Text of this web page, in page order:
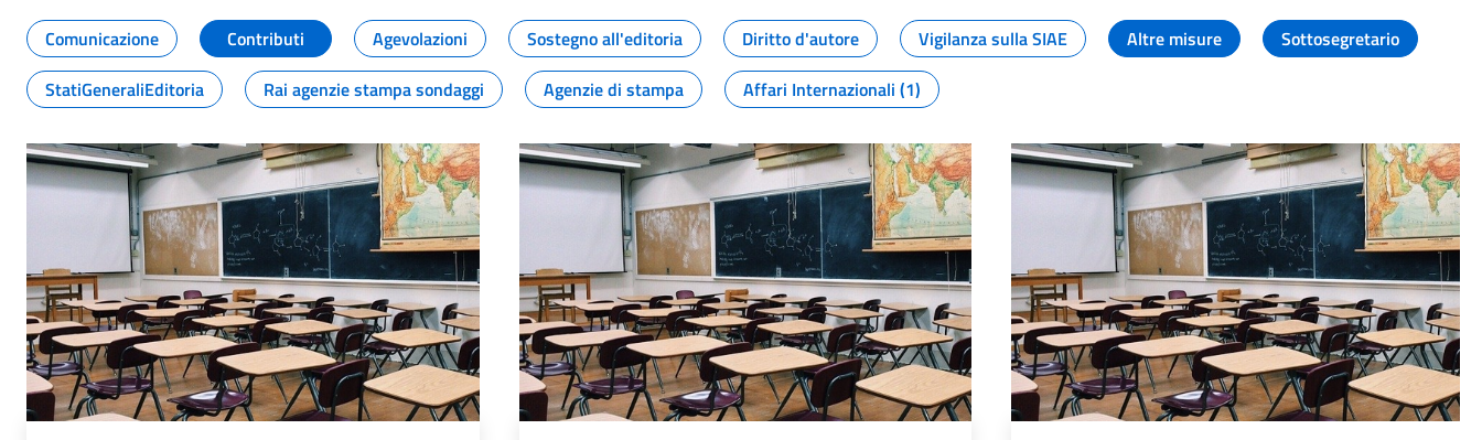
Tutti i contenuti della pagina Notizie
Comunicazione Contributi Agevolazioni Sostegno all'editoria Diritto d'autore Vigilanza sulla SIAE Altre misure
Sottosegretario
StatiGeneraliEditoria
Rai agenzie stampa sondaggi Agenzie di stampa Affari Internazionali (1)